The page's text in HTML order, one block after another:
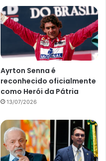
Ayrton Senna é
reconhecido oficialmente
como Herói da Pátria
13/07/2026